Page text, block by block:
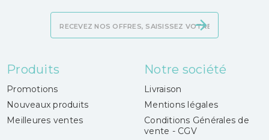
Produits
Promotions
Nouveaux produits
Meilleures ventes
Notre société
Livraison
Mentions légales
Conditions Générales de
vente - CGV